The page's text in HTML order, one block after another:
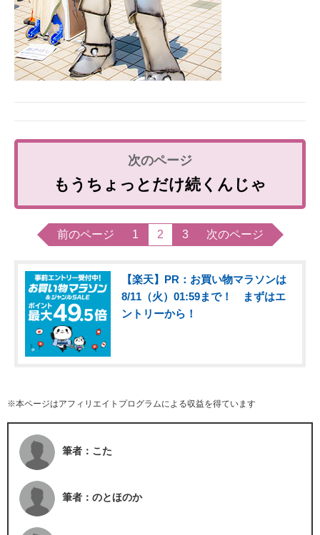
もうちょっとだけ続くんじゃ
前のページ 1 2 3 次のページ
【楽天】PR：お買い物マラソンは
8/11（火）01:59まで！ まずはエ
ントリーから！
※本ページはアフィリエイトプログラムによる収益を得ています
筆者：こた
筆者：のとほのか